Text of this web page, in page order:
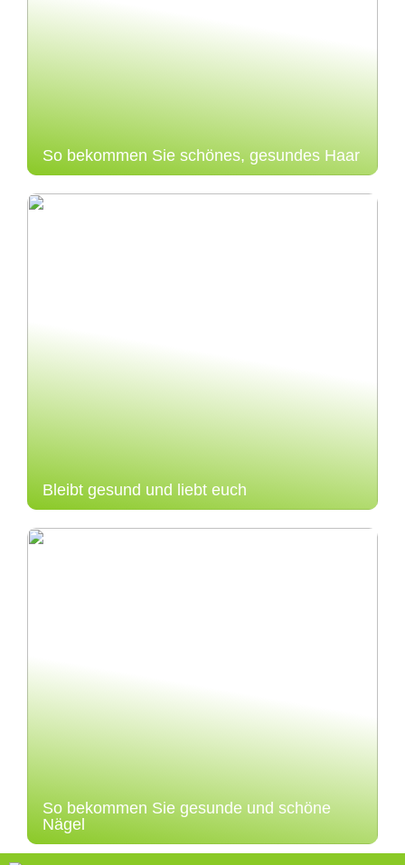
So bekommen Sie schönes, gesundes Haar
Bleibt gesund und liebt euch
So bekommen Sie gesunde und schöne
Nägel